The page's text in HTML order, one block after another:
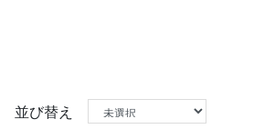
並び替え